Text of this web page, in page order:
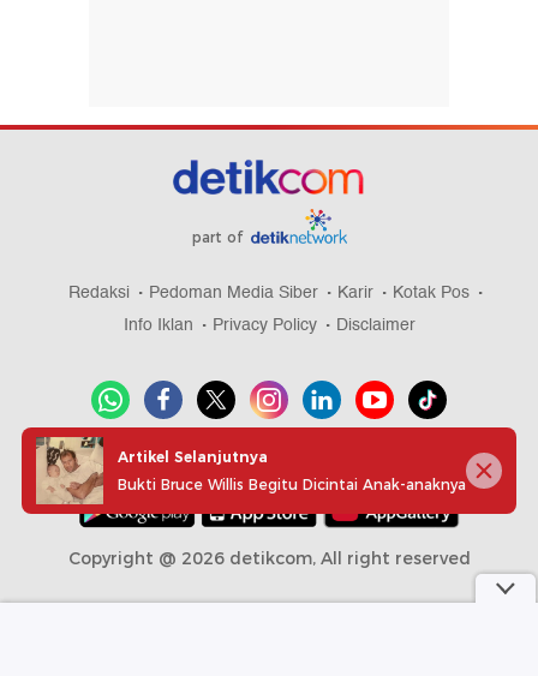
part of
Redaksi Pedoman Media Siber Karir
Kotak Pos
Info Iklan
Privacy Policy Disclaimer
Download aplikasi detikcom
Copyright @ 2026 detikcom, All right reserved
Artikel Selanjutnya
Bukti Bruce Willis Begitu Dicintai Anak-anaknya